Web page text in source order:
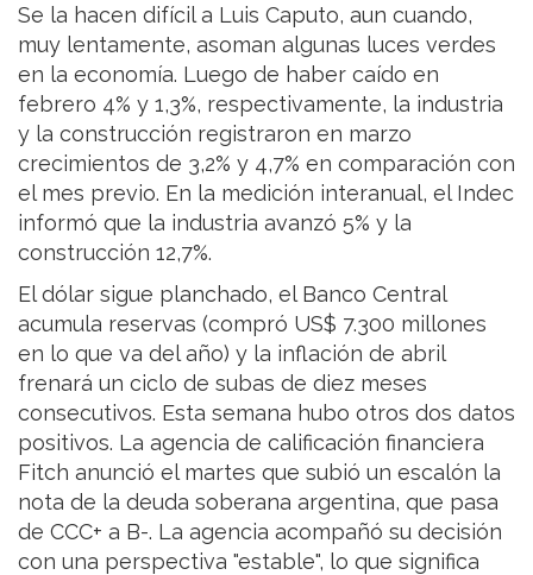
Se la hacen difícil a Luis Caputo, aun cuando,
muy lentamente, asoman algunas luces verdes
en la economía. Luego de haber caído en
febrero 4% y 1,3%, respectivamente, la industria
y la construcción registraron en marzo
crecimientos de 3,2% y 4,7% en comparación con
el mes previo. En la medición interanual, el Indec
informó que la industria avanzó 5% y la
construcción 12,7%.
El dólar sigue planchado, el Banco Central
acumula reservas (compró US$ 7.300 millones
en lo que va del año) y la inflación de abril
frenará un ciclo de subas de diez meses
consecutivos. Esta semana hubo otros dos datos
positivos. La agencia de calificación financiera
Fitch anunció el martes que subió un escalón la
nota de la deuda soberana argentina, que pasa
de CCC+ a B-. La agencia acompañó su decisión
con una perspectiva "estable", lo que significa